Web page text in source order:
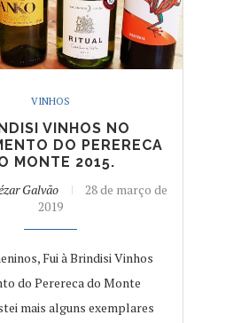
VINHOS
VINHOS NO
DO PERERECA
MONTE 2015.
Galvão
28 de março de
2019
Fui à Brindisi Vinhos
do Perereca do Monte
mais alguns exemplares